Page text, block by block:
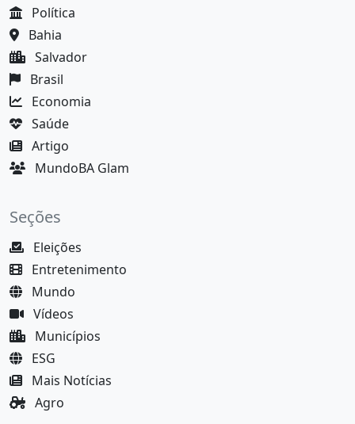
Política
Bahia
Salvador
Brasil
Economia
Saúde
Artigo
MundoBA Glam
Seções
Eleições
Entretenimento
Mundo
Vídeos
Municípios
ESG
Mais Notícias
Agro